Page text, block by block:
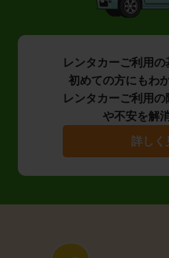
レンタカーご利用の
初めての方にもわ
レンタカーご利用
や不安を解
詳しく